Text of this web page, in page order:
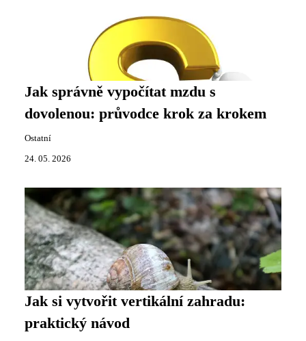
Jak správně vypočítat mzdu s
dovolenou: průvodce krok za krokem
Ostatní
24. 05. 2026
Jak si vytvořit vertikální zahradu:
praktický návod